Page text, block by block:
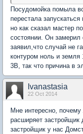
Посудомойка помыла
перестала
но как сказал мастер
состоянии. Он замерил
заявил,что случай не
контуром ноль и
3В, так что причина в
Ivanastasia
22 Oct 2014
Мне интересно,
расширяет
застройщик у нас